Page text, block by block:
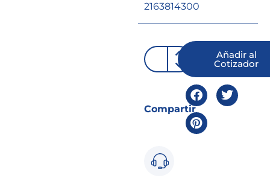
2163814300
Añadir al
Cotizador
Compartir